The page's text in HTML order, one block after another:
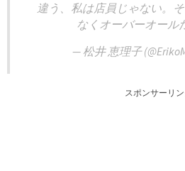
違う、私は店員じゃない。
なくオーバーオール
— 松井 恵理子
スポンサーリン